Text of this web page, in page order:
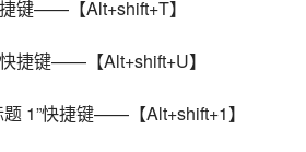
键——【Alt+shift+T】
捷键——【Alt+shift+U】
题 1”快捷键——【Alt+shift+1】